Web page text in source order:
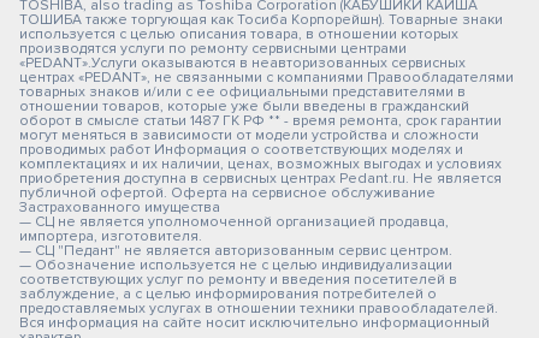
TOSHIBA, also trading as Toshiba Corporation (КАБУШИКИ КАЙША
ТОШИБА также торгующая как Тосиба Корпорейшн). Товарные знаки
используется с целью описания товара, в отношении которых
производятся услуги по ремонту сервисными центрами
«PEDANT».Услуги оказываются в неавторизованных сервисных
центрах «PEDANT», не связанными с компаниями Правообладателями
товарных знаков и/или с ее официальными представителями в
отношении товаров, которые уже были введены в гражданский
оборот в смысле статьи 1487 ГК РФ ** - время ремонта, срок гарантии
могут меняться в зависимости от модели устройства и сложности
проводимых работ Информация о соответствующих моделях и
комплектациях и их наличии, ценах, возможных выгодах и условиях
приобретения доступна в сервисных центрах Pedant.ru. Не является
публичной офертой. Оферта на сервисное обслуживание
Застрахованного имущества
— СЦ не является уполномоченной организацией продавца,
импортера, изготовителя.
— СЦ "Педант" не является авторизованным сервис центром.
— Обозначение используется не с целью индивидуализации
соответствующих услуг по ремонту и введения посетителей в
заблуждение, а с целью информирования потребителей о
предоставляемых услугах в отношении техники правообладателей.
Вся информация на сайте носит исключительно информационный